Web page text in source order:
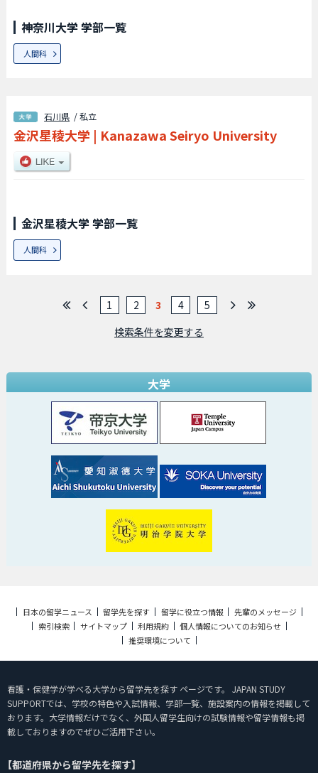
神奈川大学 学部一覧
人間科
石川県 / 私立
金沢星稜大学 | Kanazawa Seiryo University
金沢星稜大学 学部一覧
人間科
1 2 3 4
5
検索条件を変更する
大学
日本の留学ニュース 留学先を探す 留学に役立つ情報
先輩のメッセージ
索引検索
サイトマップ 利用規約
個人情報についてのお知らせ
推奨環境について
看護・保健学が学べる大学から留学先を探す ページです。 JAPAN STUDY
SUPPORTでは、学校の特色や入試情報、学部一覧、施設案内の情報を掲載して
おります。大学情報だけでなく、外国人留学生向けの試験情報や留学情報も掲
載しておりますのでぜひご活用下さい。
【都道府県から留学先を探す】